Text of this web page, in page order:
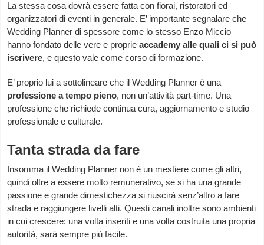
La stessa cosa dovrà essere fatta con fiorai, ristoratori ed
organizzatori di eventi in generale. E’ importante segnalare che
Wedding Planner di spessore come lo stesso Enzo Miccio
hanno fondato delle vere e proprieaccademy alle quali ci si può
iscrivere, e questo vale come corso di formazione.
E’ proprio lui a sottolineare che il Wedding Planner è una
professione a tempo pieno, non un’attività part-time. Una
professione che richiede continua cura, aggiornamento e studio
professionale e culturale.
Tanta strada da fare
Insomma il Wedding Planner non è un mestiere come gli altri,
quindi oltre a essere molto remunerativo, se si ha una grande
passione e grande dimestichezza si riuscirà senz’altro a fare
strada e raggiungere livelli alti. Questi canali inoltre sono ambienti
in cui crescere: una volta inseriti e una volta costruita una propria
autorità, sarà sempre più facile.